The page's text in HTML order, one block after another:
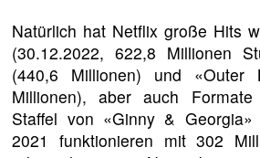
Natürlich hat Netflix große Hits
(30.12.2022, 622,8 Millionen
(440,6 Millionen) und «Outer
Millionen), aber auch
Staffel von «Ginny &
2021 funktionieren mit 302